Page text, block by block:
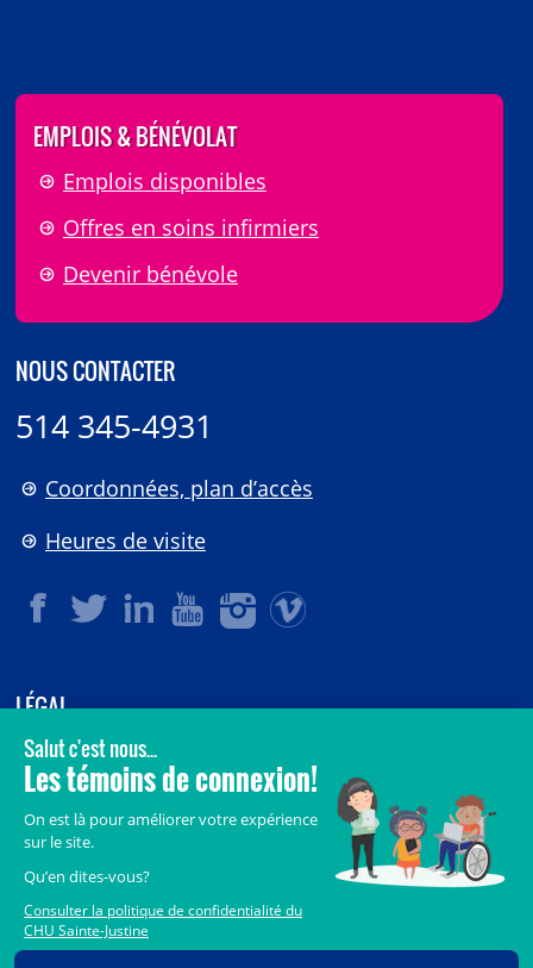
EMPLOIS & BÉNÉVOLAT
Emplois disponibles
Offres en soins infirmiers
Devenir bénévole
NOUS CONTACTER
514 345-4931
Coordonnées, plan d’accès
Heures de visite
LÉGAL
© 2006-2026CHU Sainte-Justine.
Tous droits réservés.
Crédits
Accès aux documents des organismes publics